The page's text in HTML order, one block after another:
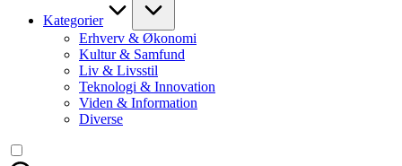
Kategorier
Erhverv & Økonomi
Kultur & Samfund
Liv & Livsstil
Teknologi & Innovation
Viden & Information
Diverse